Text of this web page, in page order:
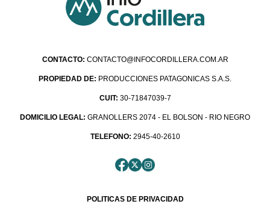
CONTACTO: CONTACTO@INFOCORDILLERA.COM.AR
PROPIEDAD DE: PRODUCCIONES PATAGONICAS S.A.S.
CUIT: 30-71847039-7
DOMICILIO LEGAL: GRANOLLERS 2074 - EL BOLSON - RIO NEGRO
TELEFONO: 2945-40-2610
POLITICAS DE PRIVACIDAD